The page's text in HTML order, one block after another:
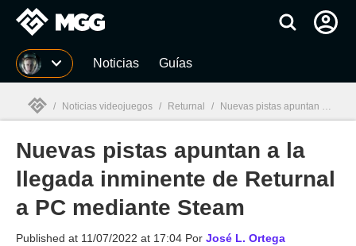
MGG Noticias Guías
MGG
/ Noticias videojuegos / Returnal / Nuevas pistas apuntan a la llegada inminente de Returnal a PC mediante Steam
Nuevas pistas apuntan a la
llegada inminente de Returnal
a PC mediante Steam
Published at 11/07/2022 at 17:04 Por José L. Ortega